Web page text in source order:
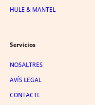
HULE & MANTEL
Servicios
NOSALTRES
AVÍS LEGAL
CONTACTE